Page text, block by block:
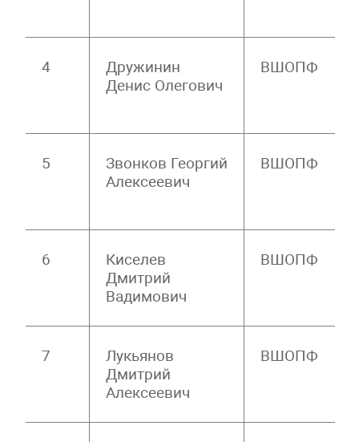
4
Дружинин
Денис Олегович
ВШОПФ
5
Звонков Георгий
Алексеевич
ВШОПФ
6
Киселев
Дмитрий
Вадимович
ВШОПФ
7
Лукьянов
Дмитрий
Алексеевич
ВШОПФ